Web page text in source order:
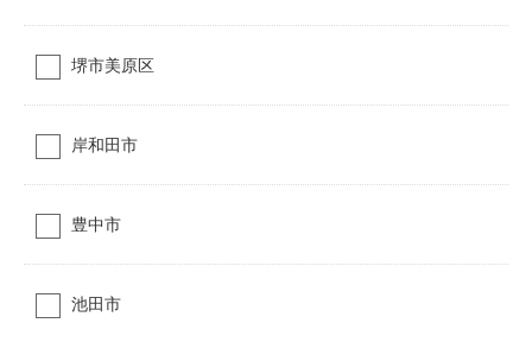
堺市美原区
岸和田市
豊中市
池田市